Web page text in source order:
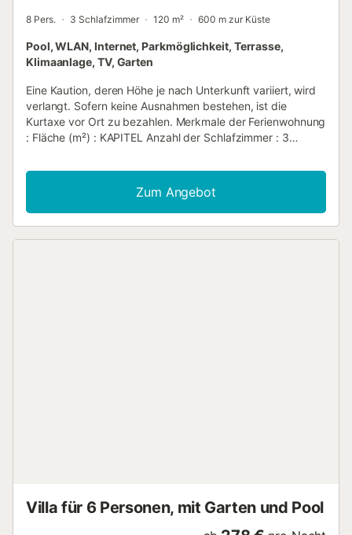
8 Pers. 3 Schlafzimmer 120 m² 600 m zur Küste
Pool, WLAN, Internet, Parkmöglichkeit, Terrasse,
Klimaanlage, TV, Garten
Eine Kaution, deren Höhe je nach Unterkunft variiert, wird
verlangt. Sofern keine Ausnahmen bestehen, ist die
Kurtaxe vor Ort zu bezahlen. Merkmale der Ferienwohnung
: Fläche (m²) : KAPITEL Anzahl der Schlafzimmer : 3
Waschmaschine Mikrowelle Gemeinschaftspool Fernseher
Terrasse Garten Haustiere erlaubt Grill Backofen
Spülmaschine Internet Zugang Parkplatz WLAN
Kühlschrank Kaffeemaschine Wasserkocher Bügelbrett
Zum Angebot
Villa für 6 Personen, mit Garten und Pool